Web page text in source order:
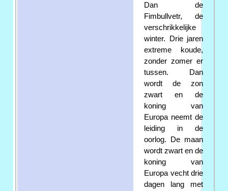
Dan de
Fimbullvetr, de
verschrikkelijke
winter. Drie jaren
extreme koude,
zonder zomer er
tussen. Dan
wordt de zon
zwart en de
koning van
Europa neemt de
leiding in de
oorlog. De maan
wordt zwart en de
koning van
Europa vecht drie
dagen lang met